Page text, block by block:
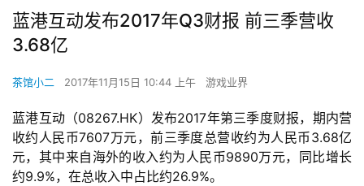
蓝港互动发布2017年Q3财报 前三季营收
3.68亿
茶馆小二 2017年11月15日 10:44 上午 游戏业界
蓝港互动（08267.HK）发布2017年第三季度财报，期内营
收约人民币7607万元，前三季度总营收约为人民币3.68亿
元，其中来自海外的收入约为人民币9890万元，同比增长
约9.9%，在总收入中占比约26.9%。